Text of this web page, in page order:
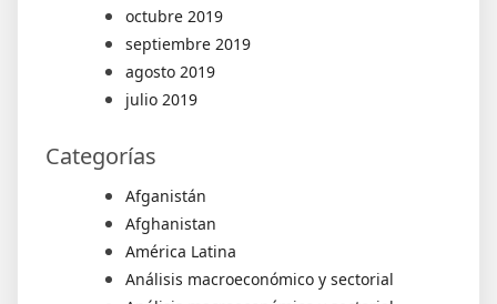
octubre 2019
septiembre 2019
agosto 2019
julio 2019
Categorías
Afganistán
Afghanistan
América Latina
Análisis macroeconómico y sectorial